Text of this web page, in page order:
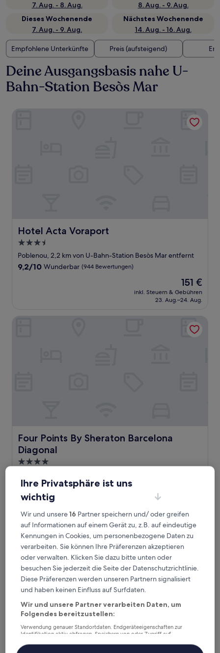
7. Aug. - 8. Aug.
8. Aug. - 9. Aug.
Dieses Wochenende
7. Aug. - 9. Aug.
Nächstes Wochenende
14. Aug. - 16. Aug.
Empfohlene Unterkünfte Preis (aufsteigend)
Deine Ausgangsbasis nahe U-
Bahn-Station Besòs Mar
Hotel Acta Voraport
Hotel Acta Voraport
3.5-
Sterne-
Unterkunft
Poblenou, 2,2 km von U-Bahn-Station Besòs Mar entfernt
9.2
9,2/10 Wunderbar (944 Bewertungen)
Der
Preis
beträgt
151 €
inkl. Steuern & Gebühren
23. Aug.–24. Aug.
Four Points By Sheraton Barcelona
Diagonal
Four Points By Sheraton Barcelona Diagonal
4.0-
Unterkunft
9.2
von
10,
Wunderbar,
Bewertungen)
9,2/10 Wunderbar (1.004 Bewertungen)
beträgt
181 €
inkl. Steuern & Gebühren
31. Aug.–1. Sept.
Labtwentytwo Barcelona, A Tribute Portfolio Hotel
Ihre Privatsphäre ist uns
wichtig
Wir und unsere16 Partner speichern und/ oder greifen
auf Informationen auf einem Gerät zu, z.B. auf eindeutige
Kennungen in Cookies, um personenbezogene Daten zu
verarbeiten. Sie können Ihre Präferenzen akzeptieren
oder verwalten. Klicken Sie dazu bitte unten oder
besuchen Sie jederzeit die Seite der Datenschutzrichtlinie.
Diese Präferenzen werden unseren Partnern signalisiert
und haben keinen Einfluss auf Surfdaten.
Wir und unsere Partner verarbeiten Daten, um
Folgendes bereitzustellen:
Verwendung genauer Standortdaten. Endgeräteeigenschaften zur
Identifikation aktiv abfragen. Speichern von oder Zugriff auf
Inhalte, Messung von Werbeleistung und der Performance von Inhalten,